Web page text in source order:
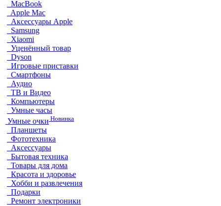
MacBook
Apple Mac
Аксессуары Apple
Samsung
Xiaomi
Уценённый товар
Dyson
Игровые приставки
Смартфоны
Аудио
ТВ и Видео
Компьютеры
Умные часы
Умные очки Новинка
Планшеты
Фототехника
Аксессуары
Бытовая техника
Товары для дома
Красота и здоровье
Хобби и развлечения
Подарки
Ремонт электроники